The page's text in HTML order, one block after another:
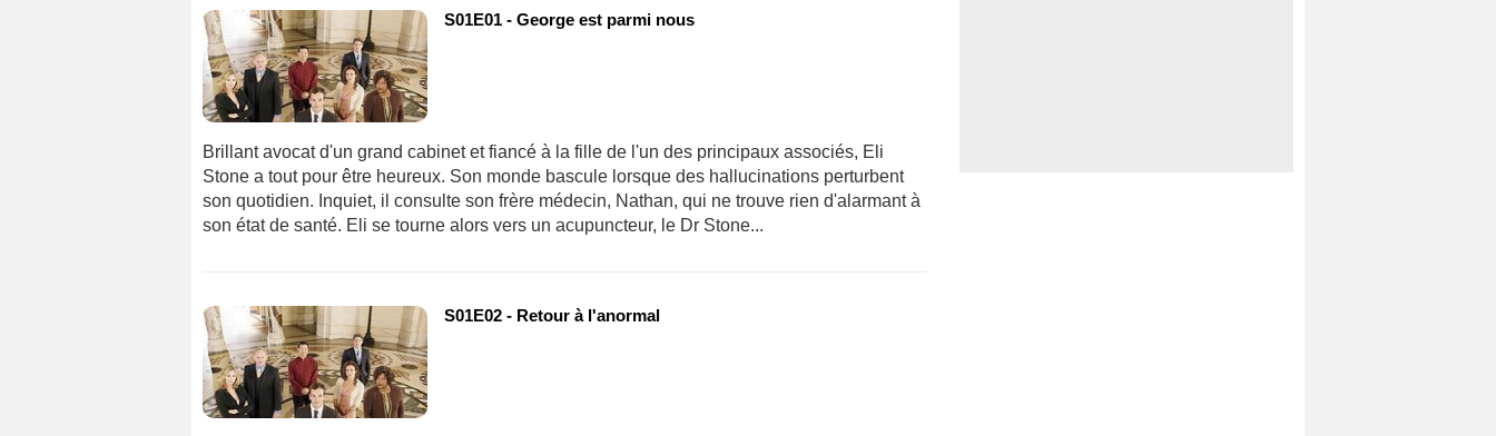
S01E01 - George est parmi nous
Brillant avocat d'un grand cabinet et fiancé à la fille de l'un des principaux associés, Eli
Stone a tout pour être heureux. Son monde bascule lorsque des hallucinations perturbent
son quotidien. Inquiet, il consulte son frère médecin, Nathan, qui ne trouve rien d'alarmant à
son état de santé. Eli se tourne alors vers un acupuncteur, le Dr Stone...
S01E02 - Retour à l'anormal